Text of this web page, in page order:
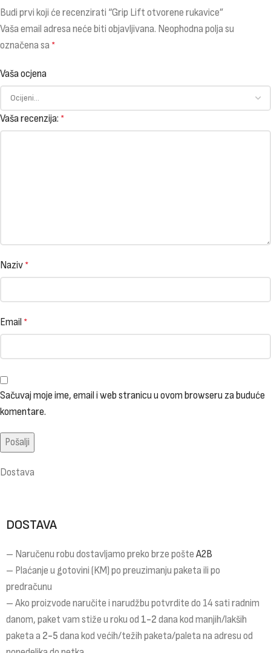
Budi prvi koji će recenzirati “Grip Lift otvorene rukavice”
Vaša email adresa neće biti objavljivana. Neophodna polja su
označena sa *
Vaša ocjena
Vaša recenzija: *
Naziv *
Email *
Sačuvaj moje ime, email i web stranicu u ovom browseru za buduće
komentare.
Dostava
DOSTAVA
– Naručenu robu dostavljamo preko brze pošte A2B
– Plaćanje u gotovini (KM) po preuzimanju paketa ili po
predračunu
– Ako proizvode naručite i narudžbu potvrdite do 14 sati radnim
danom, paket vam stiže u roku od 1-2 dana kod manjih/lakših
paketa a 2-5 dana kod većih/težih paketa/paleta na adresu od